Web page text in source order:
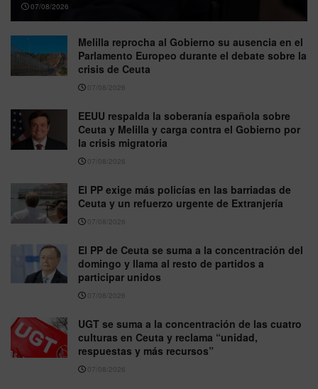
07/08/2026
Melilla reprocha al Gobierno su ausencia en el
Parlamento Europeo durante el debate sobre la
crisis de Ceuta
07/08/2026
EEUU respalda la soberanía española sobre
Ceuta y Melilla y carga contra el Gobierno por
la crisis migratoria
07/08/2026
El PP exige más policías en las barriadas de
Ceuta y un refuerzo urgente de Extranjería
07/08/2026
El PP de Ceuta se suma a la concentración del
domingo y llama al resto de partidos a
participar unidos
07/08/2026
UGT se suma a la concentración de las cuatro
culturas en Ceuta y reclama “unidad,
respuestas y más recursos”
07/08/2026